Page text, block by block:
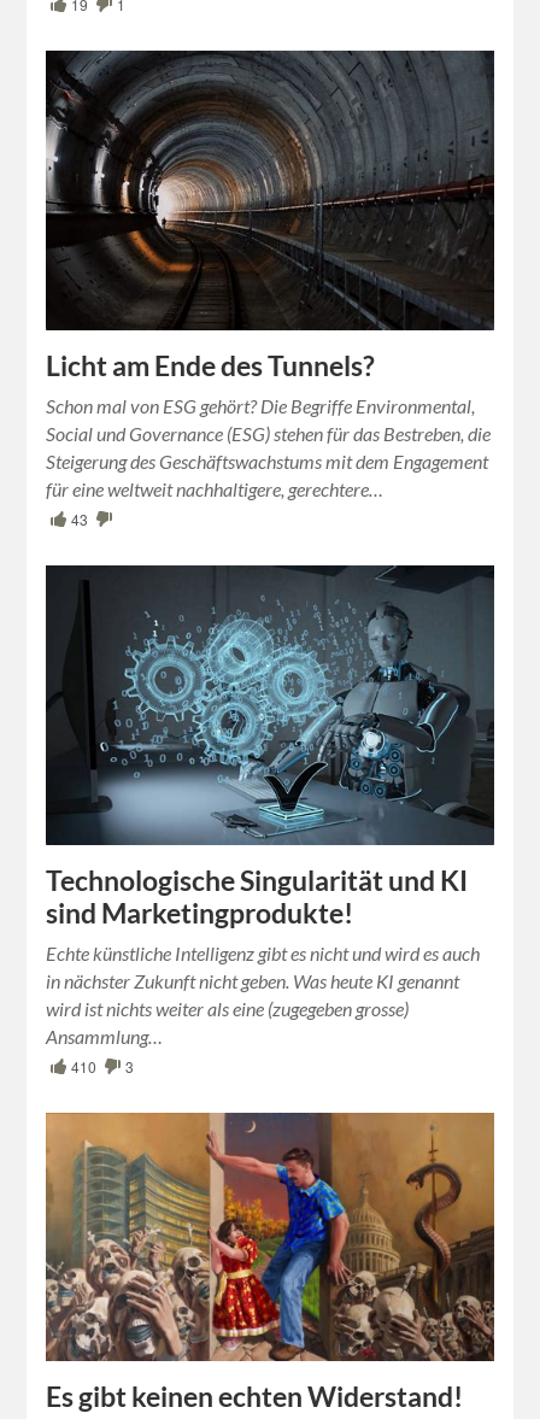
19 1
Licht am Ende des Tunnels?
Schon mal von ESG gehört? Die Begriffe Environmental,
Social und Governance (ESG) stehen für das Bestreben, die
Steigerung des Geschäftswachstums mit dem Engagement
für eine weltweit nachhaltigere, gerechtere…
43
Technologische Singularität und KI
sind Marketingprodukte!
Echte künstliche Intelligenz gibt es nicht und wird es auch
in nächster Zukunft nicht geben. Was heute KI genannt
wird ist nichts weiter als eine (zugegeben grosse)
Ansammlung…
410 3
Es gibt keinen echten Widerstand!